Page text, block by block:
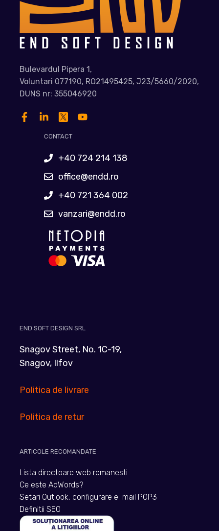
Bulevardul Pipera 1,
Voluntari 077190, RO21495425, J23/5660/2020,
DUNS nr: 355046920
CONTACT
+40 724 214 138
office@endd.ro
+40 721 364 002
vanzari@endd.ro
END SOFT DESIGN SRL
Snagov Street, No. 1C-19,
Snagov, Ilfov
Politica de livrare
Politica de retur
ARTICOLE RECOMANDATE
Lista directoare web romanesti
Ce este AdWords?
Setari Outlook, configurare e-mail POP3
Definitii SEO